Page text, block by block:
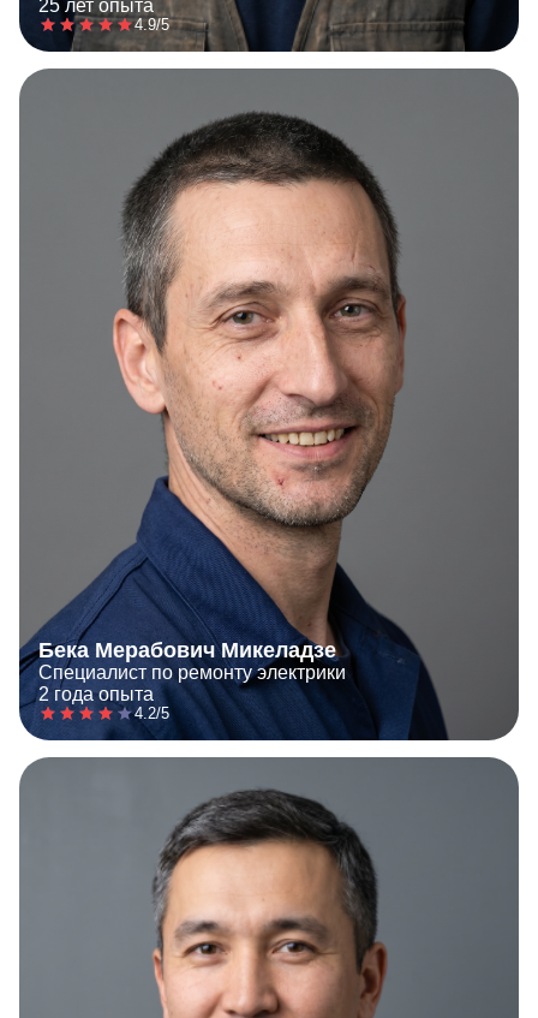
25 лет опыта
4.9/5
Бека Мерабович Микеладзе
Специалист по ремонту электрики
2 года опыта
4.2/5